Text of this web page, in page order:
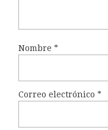
Nombre *
Correo electrónico *